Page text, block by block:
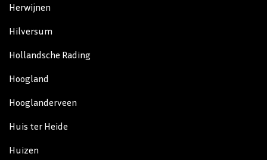
Herwijnen
Hilversum
Hollandsche Rading
Hoogland
Hooglanderveen
Huis ter Heide
Huizen